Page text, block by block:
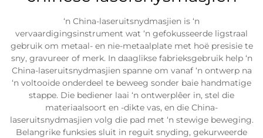
‘n China-laseruitsnydmasjien is ‘n
vervaardigingsinstrument wat ‘n gefokusseerde ligstraal
gebruik om metaal- en nie-metaalplate met hoë presisie te
sny, gravureer of merk. In daaglikse fabrieksgebruik help ‘n
China-laseruitsnydmasjien spanne om vanaf ‘n ontwerp na
‘n voltooide onderdeel te beweeg sonder baie handmatige
stappe. Die bediener laai ‘n ontwerplêer in, stel die
materiaalsoort en -dikte vas, en die China-
laseruitsnydmasjien volg die pad met ‘n stewige beweging.
Belangrike funksies sluit in reguit snyding, gekurweerde